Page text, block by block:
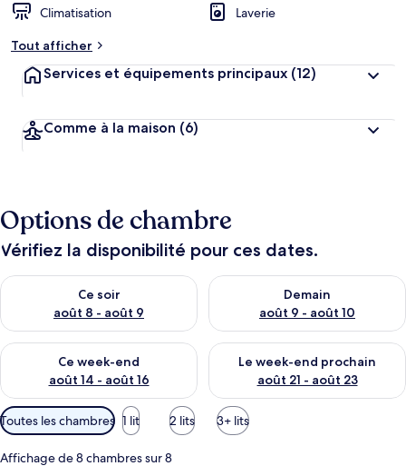
Climatisation
Laverie
Tout afficher
Services et équipements principaux (12)
Comme à la maison (6)
Options de chambre
Vérifiez la disponibilité pour ces dates.
Ce soir
août 8 - août 9
Vérifier la disponibilité pour ce soir août 8 - août 9
Demain
août 9 - août 10
Vérifier la disponibilité pour
Ce week-end
août 14 - août 16
Vérifier la disponibilité pour ce week-end août 14 - août 16
Le week-end prochain
août 21 - août 23
Vérifier la disponibilité pour
Filtres
disponibles
pour
Toutes les chambres 1 lit 2 lits 3+ lits
Affichage de 8 chambres sur 8